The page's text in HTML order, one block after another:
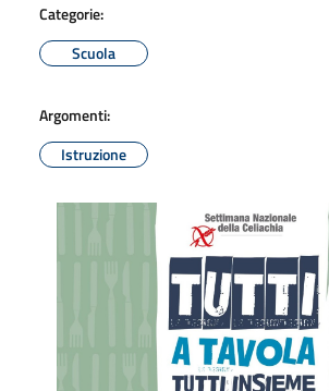
Categorie:
Scuola
Argomenti:
Istruzione